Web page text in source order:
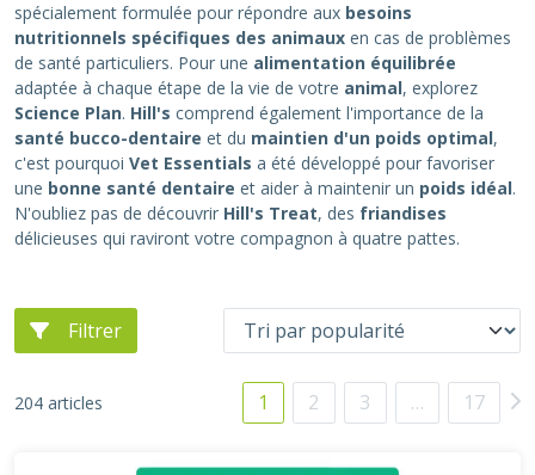
spécialement formulée pour répondre aux besoins
nutritionnels spécifiques des animaux en cas de problèmes
de santé particuliers. Pour une alimentation équilibrée
adaptée à chaque étape de la vie de votre animal, explorez
Science Plan. Hill's comprend également l'importance de la
santé bucco-dentaire et du maintien d'un poids optimal,
c'est pourquoi Vet Essentials a été développé pour favoriser
une bonne santé dentaire et aider à maintenir un poids idéal.
N'oubliez pas de découvrir Hill's Treat, des friandises
délicieuses qui raviront votre compagnon à quatre pattes.
Filtrer
204 articles 1 2 3 … 17